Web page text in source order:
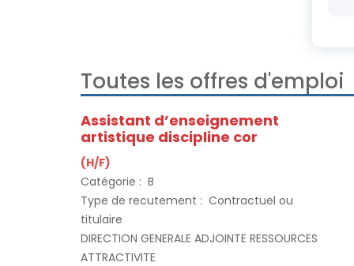
Toutes les offres d'emploi
Assistant d’enseignement
artistique discipline cor
(H/F)
Catégorie : B
Type de recutement : Contractuel ou
titulaire
DIRECTION GENERALE ADJOINTE RESSOURCES
ATTRACTIVITE